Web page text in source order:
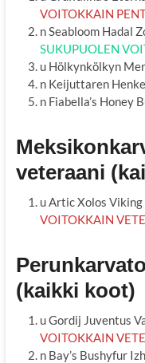
VOITOKKAIN
n Seabloom Hadal
SUKUPUOLEN
u Hölkynkölkyn
n Keijuttaren
n Fiabella’s Honey
veteraani
u Artic Xolos
VOITOKKAIN
(kaikki koot)
u Gordij Juventus
VOITOKKAIN
n Bay’s Bushyfur